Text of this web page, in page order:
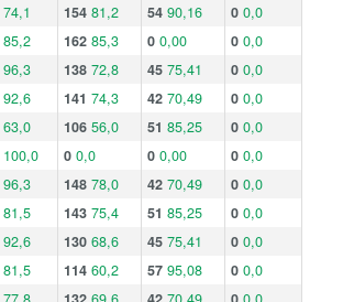
74,1 154 81,2 54 90,16 0 0,0
85,2 162 85,3 0 0,00 0 0,0
96,3 138 72,8 45 75,41 0 0,0
92,6 141 74,3 42 70,49 0 0,0
63,0 106 56,0 51 85,25 0 0,0
100,0 0 0,0 0 0,00 0 0,0
96,3 148 78,0 42 70,49 0 0,0
81,5 143 75,4 51 85,25 0 0,0
92,6 130 68,6 45 75,41 0 0,0
81,5 114 60,2 57 95,08 0 0,0